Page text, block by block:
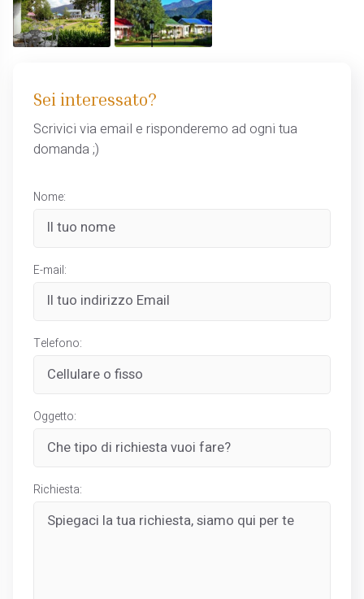
Sei interessato?
Scrivici via email e risponderemo ad ogni tua
domanda ;)
Nome:
E-mail:
Telefono:
Oggetto:
Richiesta: